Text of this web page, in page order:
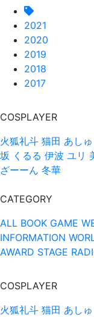
2021
2020
2019
2018
2017
COSPLAYER
火狐礼斗 猫田 あしゅ
坂 くるる 伊波 ユリ
ざーーん 冬華
CATEGORY
ALL BOOK GAME
INFORMATION
AWARD STAGE
COSPLAYER
火狐礼斗 猫田 あしゅ